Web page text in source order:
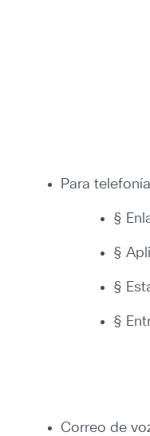
Para
§
§
§
§
Correo de